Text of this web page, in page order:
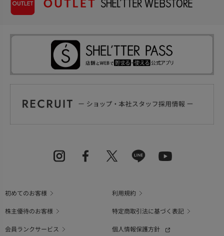
初めてのお客様
利用規約
株主優待のお客様
特定商取引法に基づく表記
会員ランクサービス
個人情報保護方針